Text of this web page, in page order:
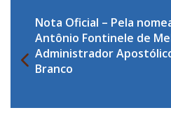
Nota Oficial – Pela
Antônio Fontinele de
Administrador
Branco